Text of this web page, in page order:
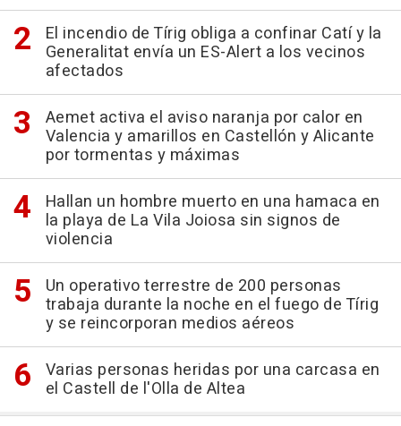
El incendio de Tírig obliga a confinar Catí y la
Generalitat envía un ES-Alert a los vecinos
afectados
Aemet activa el aviso naranja por calor en
Valencia y amarillos en Castellón y Alicante
por tormentas y máximas
Hallan un hombre muerto en una hamaca en
la playa de La Vila Joiosa sin signos de
violencia
Un operativo terrestre de 200 personas
trabaja durante la noche en el fuego de Tírig
y se reincorporan medios aéreos
Varias personas heridas por una carcasa en
el Castell de l'Olla de Altea